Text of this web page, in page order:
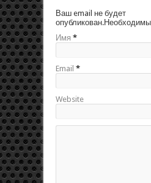
Ваш email не будет
Имя *
Email *
Website